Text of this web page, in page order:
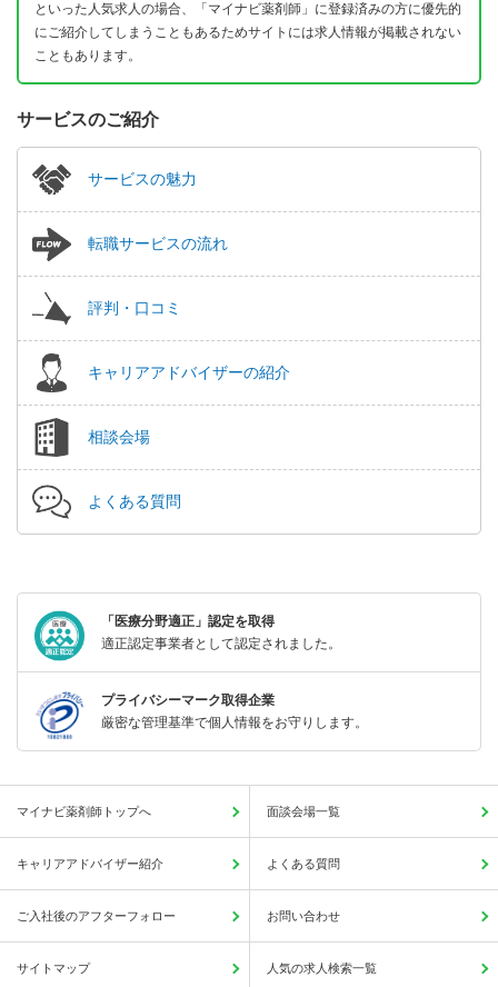
といった人気求人の場合、「マイナビ薬剤師」に登録済みの方に優先的
にご紹介してしまうこともあるためサイトには求人情報が掲載されない
こともあります。
サービスのご紹介
サービスの魅力
転職サービスの流れ
評判・口コミ
キャリアアドバイザーの紹介
相談会場
よくある質問
「医療分野適正」認定を取得
適正認定事業者として認定されました。
プライバシーマーク取得企業
厳密な管理基準で個人情報をお守りします。
マイナビ薬剤師トップへ 面談会場一覧
キャリアアドバイザー紹介 よくある質問
ご入社後のアフターフォロー お問い合わせ
サイトマップ 人気の求人検索一覧